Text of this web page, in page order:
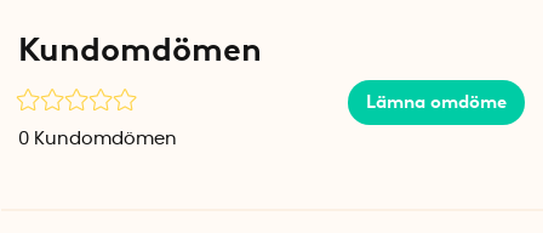
förvaringen efter dina behov och att göra rent.
Specifikationer
Material: BPA-fri plast
Kundomdömen
Lämna omdöme
0 Kundomdömen